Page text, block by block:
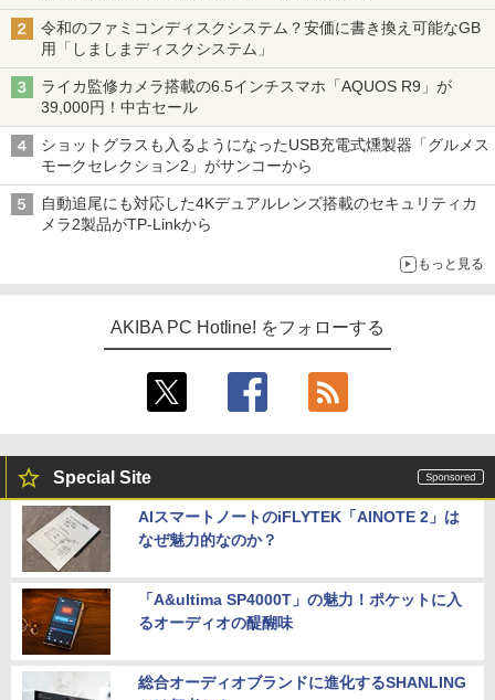
令和のファミコンディスクシステム？安価に書き換え可能なGB
用「しましまディスクシステム」
ライカ監修カメラ搭載の6.5インチスマホ「AQUOS R9」が
39,000円！中古セール
ショットグラスも入るようになったUSB充電式燻製器「グルメス
モークセレクション2」がサンコーから
自動追尾にも対応した4Kデュアルレンズ搭載のセキュリティカ
メラ2製品がTP-Linkから
もっと見る
AKIBA PC Hotline! をフォローする
Special Site
AIスマートノートのiFLYTEK「AINOTE 2」は
なぜ魅力的なのか？
「A&ultima SP4000T」の魅力！ポケットに入
るオーディオの醍醐味
総合オーディオブランドに進化するSHANLING